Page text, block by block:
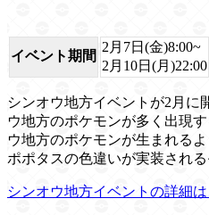
イベント期間
2月7日(金)8:00~
2月10日(月)22:00
シンオウ地方イベントが2月に
ウ地方のポケモンが多く出現
ウ地方のポケモンが生まれる
ポポタスの色違いが実装される
シンオウ地方イベントの詳細